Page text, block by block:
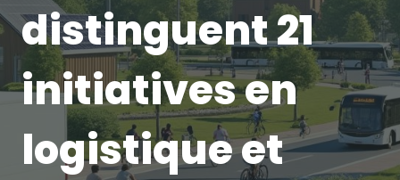
distinguent 21
initiatives en
logistique et